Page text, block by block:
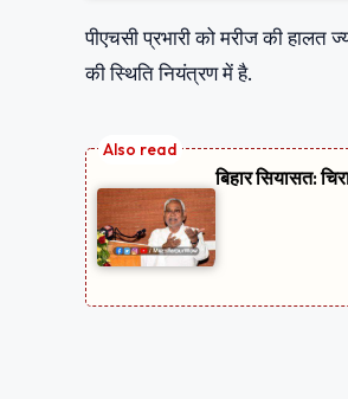
पीएचसी प्रभारी को मरीज की हालत
की स्थिति नियंत्रण में है.
बिहार सियासत: